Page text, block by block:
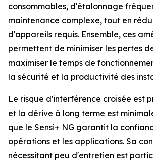
consommables, d'étalonnage
maintenance complexe, tout en
d'appareils requis. Ensemble, ces
permettent de minimiser les pertes
maximiser le temps de
la sécurité et la productivité des
Le risque d'interférence croisée est
et la dérive à long terme est
que le Sensi+ NG garantit la
opérations et les applications. Sa
nécessitant peu d'entretien est